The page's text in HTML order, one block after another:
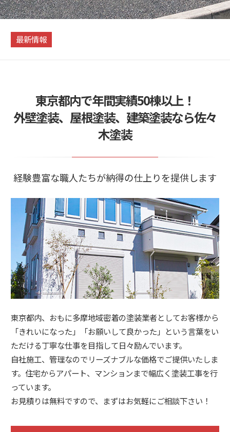
最新情報
東京都内で年間実績50棟以上！
外壁塗装、屋根塗装、建築塗装なら佐々
木塗装
経験豊富な職人たちが納得の仕上りを提供します
東京都内、おもに多摩地域密着の塗装業者としてお客様から
「きれいになった」「お願いして良かった」という言葉をい
ただける丁寧な仕事を目指して日々励んでいます。
自社施工、管理なのでリーズナブルな価格でご提供いたしま
す。住宅からアパート、マンションまで幅広く塗装工事を行
っています。
お見積りは無料ですので、まずはお気軽にご相談下さい！